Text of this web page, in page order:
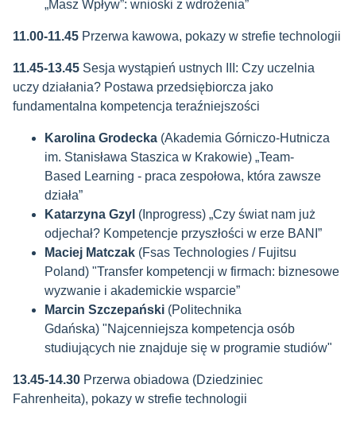
„Masz Wpływ”: wnioski z wdrożenia”
11.00-11.45 Przerwa kawowa, pokazy w strefie technologii
11.45-13.45 Sesja wystąpień ustnych III: Czy uczelnia
uczy działania? Postawa przedsiębiorcza jako
fundamentalna kompetencja teraźniejszości
Karolina Grodecka (Akademia Górniczo-Hutnicza
im. Stanisława Staszica w Krakowie) „Team-
Based Learning - praca zespołowa, która zawsze
działa”
Katarzyna Gzyl (Inprogress) „Czy świat nam już
odjechał? Kompetencje przyszłości w erze BANI ”
Maciej Matczak (Fsas Technologies / Fujitsu
Poland) "Transfer kompetencji w firmach: biznesowe
wyzwanie i akademickie wsparcie”
Marcin Szczepański (Politechnika
Gdańska) "Najcenniejsza kompetencja osób
studiujących nie znajduje się w programie studiów"
13.45-14.30 Przerwa obiadowa (Dziedziniec
Fahrenheita), pokazy w strefie technologii